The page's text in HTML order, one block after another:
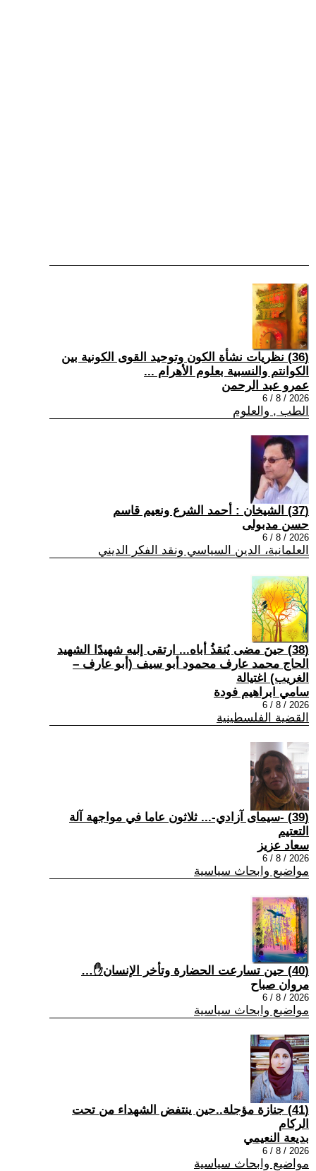
(36) نظريات نشأة الكون وتوحيد القوى الكونية بين
الكوانتم والنسبية بعلوم الأهرام ...
عمرو عبد الرحمن
2026 / 8 / 6
الطب , والعلوم
(37) الشيخان : أحمد الشرع ونعيم قاسم
حسن مدبولى
2026 / 8 / 6
العلمانية، الدين السياسي ونقد الفكر الديني
(38) حينَ مضى يُنقذُ أباه... ارتقى إليه شهيدًا الشهيد
الحاج محمد عارف محمود أبو سيف (أبو عارف –
الغريب) اغتيالة
سامي ابراهيم فودة
2026 / 8 / 6
القضية الفلسطينية
(39) -سيمای آزادي-... ثلاثون عاما في مواجهة آلة
التعتيم
سعاد عزيز
2026 / 8 / 6
مواضيع وابحاث سياسية
(40) حين تسارعت الحضارة وتأخر الإنسان✋…
مروان صباح
2026 / 8 / 6
مواضيع وابحاث سياسية
(41) جنازة مؤجلة..حين ينتفض الشهداء من تحت
الركام
بديعة النعيمي
2026 / 8 / 6
مواضيع وابحاث سياسية